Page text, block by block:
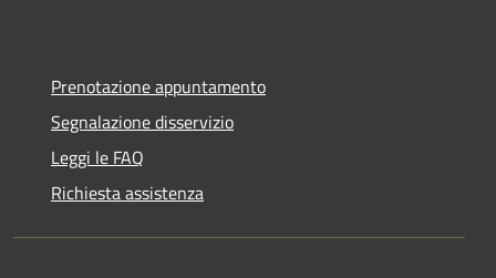
Prenotazione appuntamento
Segnalazione disservizio
Leggi le FAQ
Richiesta assistenza